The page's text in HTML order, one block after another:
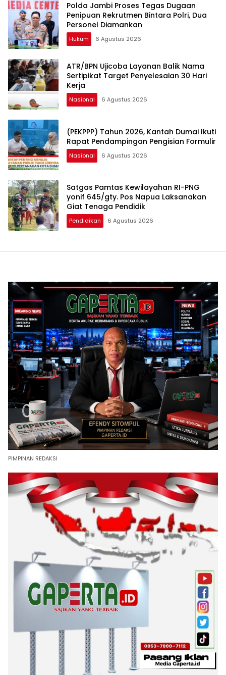
Polda Jambi Proses Tegas Dugaan
Penipuan Rekrutmen Bintara Polri, Dua
Personel Diamankan
Hukum 6 Agustus 2026
ATR/BPN Ujicoba Layanan Balik Nama
Sertipikat Target Penyelesaian 30 Hari
Kerja
Nasional 6 Agustus 2026
(PEKPPP) Tahun 2026, Kantah Dumai Ikuti
Rapat Pendampingan Pengisian Formulir
Nasional 6 Agustus 2026
Satgas Pamtas Kewilayahan RI-PNG
yonif 645/gty. Pos Napua Laksanakan
Giat Tenaga Pendidik
Pendidikan 6 Agustus 2026
PIMPINAN REDAKSI